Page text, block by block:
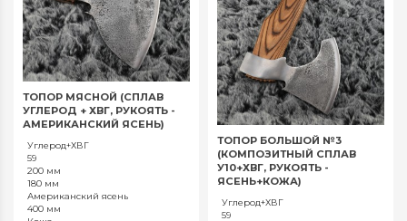
ТОПОР МЯСНОЙ (СПЛАВ
УГЛЕРОД + ХВГ, РУКОЯТЬ -
АМЕРИКАНСКИЙ ЯСЕНЬ)
Углерод+ХВГ
59
200 мм
180 мм
Американский ясень
400 мм
ТОПОР БОЛЬШОЙ №3
(КОМПОЗИТНЫЙ СПЛАВ
У10+ХВГ, РУКОЯТЬ -
ЯСЕНЬ+КОЖА)
Углерод+ХВГ
59